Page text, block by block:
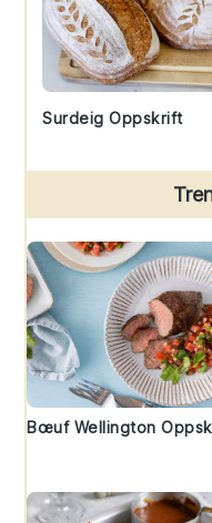
Surdeig Oppskrift
Bœuf Wellington